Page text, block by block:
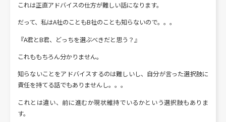
これは正直アドバイスの仕方が難しい話になります。
だって、私はA社のこともB社のことも知らないので。。。
『A君とB君、どっちを選ぶべきだと思う？』
これももちろん分かりません。
知らないことをアドバイスするのは難しいし、自分が言った選択肢に
責任を持てる話でもありませんし。。。
これとは違い、前に進むか現状維持でいるかという選択肢もありま
す。